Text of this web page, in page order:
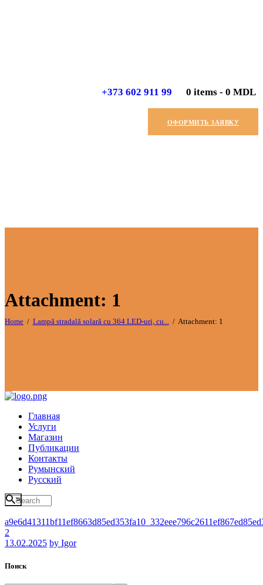
+373 602 911 99 0 items - 0 MDL
ОФОРМИТЬ ЗАЯВКУ
Attachment: 1
Home Lampă stradală solară cu 364 LED-uri, cu... Attachment: 1
Главная
Услуги
Магазин
Публикации
Контакты
Румынский
Русский
>
2
13.02.2025 by Igor
Поиск